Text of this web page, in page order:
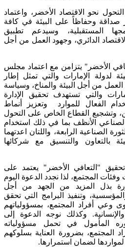
نحو الاقتصاد الأخضر، واعتماد
صداقة وحفاظاً على البيئة في كافة
المستقبلية، وسيدعم تطبيق
الدائري، وجهود العمل من أجل
الأخضر" يتزامن مع اعتماد مجلس
لدولة الإمارات والتي تمثل إطار
من أجل البيئة والمناخ، وسياسة
والتي تستهدف تحقيق الإدارة
الفعال للموارد وتعزيز أنماط
وتشجيع القطاع الخاص على التحول
الصناعي الأنظف بما في ذلك استخدام
الصناعية الرابعة، واللتان اعدتهما
بالتعاون والتنسيق مع شركائها
"التعافي الأخضر" يعتمد على
المجتمع، لذا نجدد الدعوة اليوم
بذل المزيد من الجهد من أجل
وتنفيذ البرامج التي تحقق
وعي أفراد المجتمع، بمسؤولياتهم
والإنسانية. وكذلك نوجه الدعوة إلى
المأمول في تحمل مسؤولياته
المجتمع، بضرورة العناية بسلوكهم
لمواردها لضمان استمرارها.